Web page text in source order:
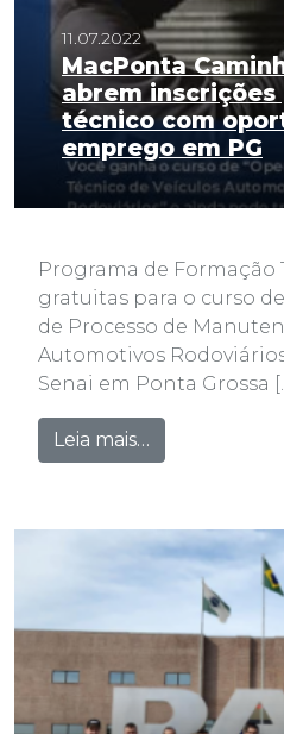
11.07.2022
MacPonta
abrem inscrições
técnico com
emprego em PG
Programa de Formação
gratuitas para o curso
de Processo de
Automotivos
Senai em Ponta Grossa
Leia mais…